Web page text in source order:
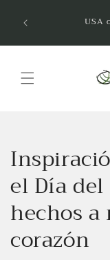
al contenido
USA
el Día del
hechos
corazón